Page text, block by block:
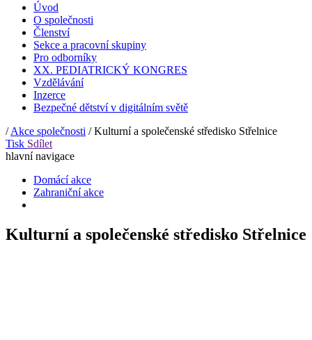
Úvod
O společnosti
Členství
Sekce a pracovní skupiny
Pro odborníky
XX. PEDIATRICKÝ KONGRES
Vzdělávání
Inzerce
Bezpečné dětství v digitálním světě
/Akce společnosti /Kulturní a společenské středisko Střelnice
Tisk Sdílet
hlavní navigace
Domácí akce
Zahraniční akce
Kulturní a společenské středisko Střelnice